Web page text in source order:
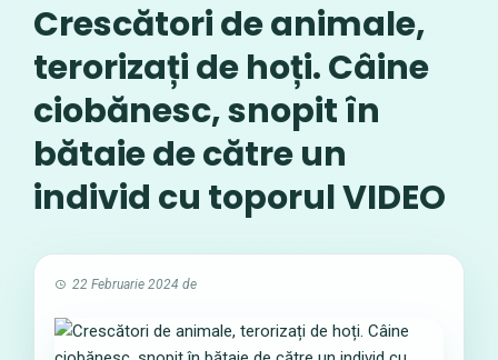
Crescători de animale,
terorizați de hoți. Câine
ciobănesc, snopit în
bătaie de către un
individ cu toporul VIDEO
22 Februarie 2024 de